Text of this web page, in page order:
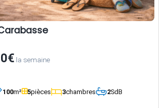
la semaine
100m² 5pièces 3chambres 2SdB